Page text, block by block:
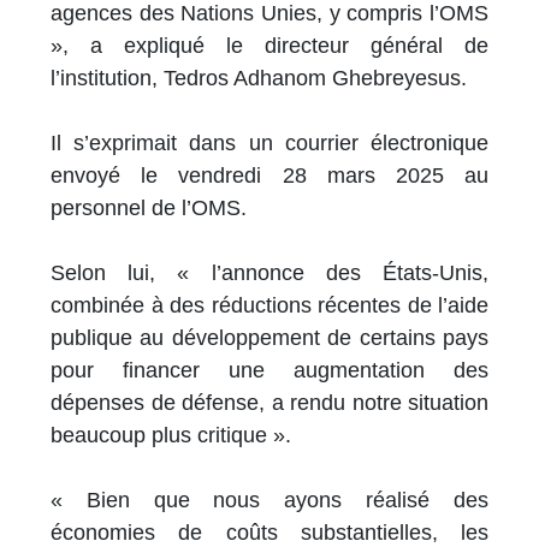
agences des Nations Unies, y compris l’OMS
», a expliqué le directeur général de
l’institution, Tedros Adhanom Ghebreyesus.
Il s’exprimait dans un courrier électronique
envoyé le vendredi 28 mars 2025 au
personnel de l’OMS.
Selon lui, « l’annonce des États-Unis,
combinée à des réductions récentes de l’aide
publique au développement de certains pays
pour financer une augmentation des
dépenses de défense, a rendu notre situation
beaucoup plus critique ».
« Bien que nous ayons réalisé des
économies de coûts substantielles, les